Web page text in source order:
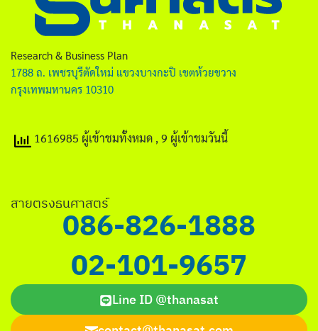
ไทย
English
Research & Business Plan
1788 ถ. เพชรบุรีตัดใหม่ แขวงบางกะปิ เขตห้วยขวาง
กรุงเทพมหานคร 10310
1616985 ผู้เข้าชมทั้งหมด , 9 ผู้เข้าชมวันนี้
สายตรงธนศาสตร์
086-826-1888
02-101-9657
Line ID @thanasat